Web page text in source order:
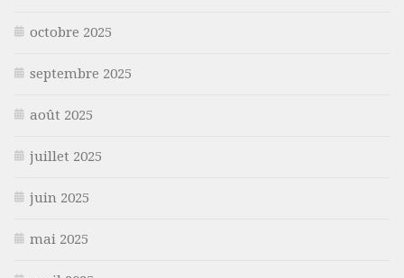
octobre 2025
septembre 2025
août 2025
juillet 2025
juin 2025
mai 2025